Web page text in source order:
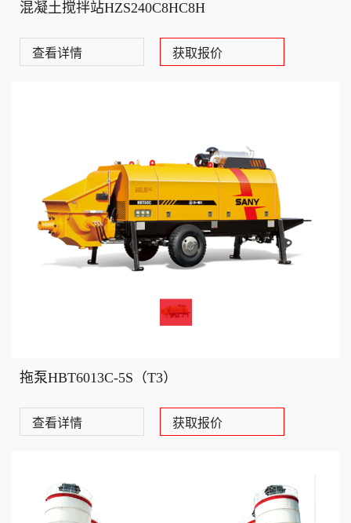
混凝土搅拌站HZS240C8HC8H
查看详情 获取报价
拖泵HBT6013C-5S（T3）
查看详情 获取报价